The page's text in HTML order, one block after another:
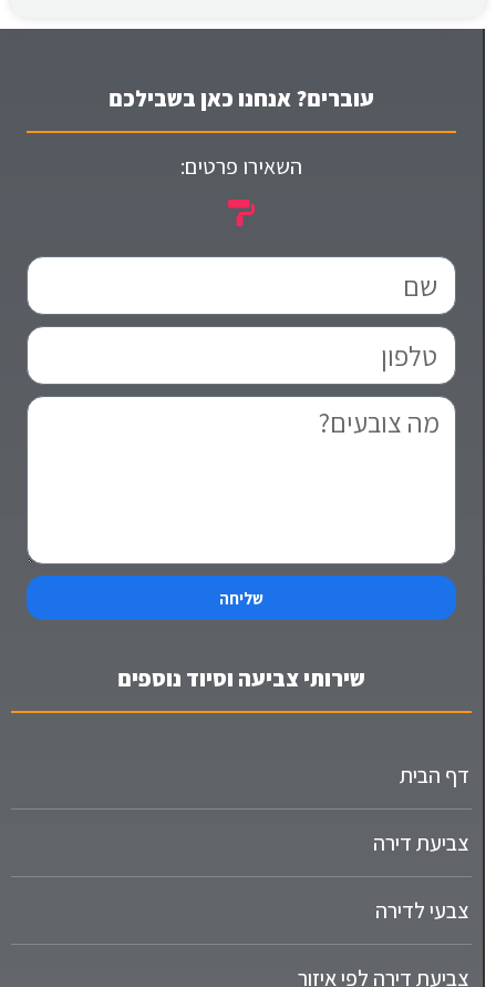
עוברים? אנחנו כאן בשבילכם
השאירו פרטים:
שליחה
שירותי צביעה וסיוד נוספים
דף הבית
צביעת דירה
צבעי לדירה
צביעת דירה לפי איזור